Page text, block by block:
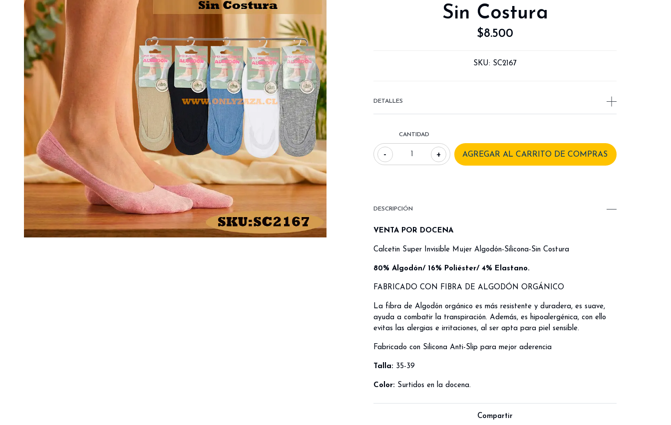
Sin Costura
$8.500
SKU: SC2167
DETALLES
CANTIDAD
- +
DESCRIPCIÓN
VENTA POR DOCENA
Calcetin Super Invisible Mujer Algodón-Silicona-Sin Costura
80% Algodón/ 16% Poliéster/ 4% Elastano.
FABRICADO CON FIBRA DE ALGODÓN ORGÁNICO
La fibra de Algodón orgánico es más resistente y duradera, es suave,
ayuda a combatir la transpiración. Además, es hipoalergénica, con ello
evitas las alergias e irritaciones, al ser apta para piel sensible.
Fabricado con Silicona Anti-Slip para mejor aderencia
Talla: 35-39
Color: Surtidos en la docena.
Compartir